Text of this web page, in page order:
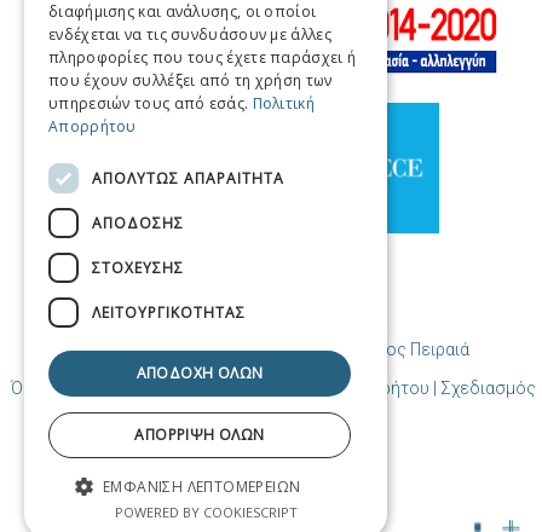
© Copyright Προορισμός Πειραιάς / Δήμος Πειραιά
Όροι χρήσης | Πολιτική Cookies | Πολιτική Απορρήτου | Σχεδιασμός
και δημιουργία από Cosmote
SPANISH
CHINESE (SIMPLIFIED)
CHINESE
διαφήμισης και ανάλυσης, οι οποίοι
ενδέχεται να τις συνδυάσουν με άλλες
πληροφορίες που τους έχετε παράσχει ή
που έχουν συλλέξει από τη χρήση των
υπηρεσιών τους από εσάς. Πολιτική
Απορρήτου
ΑΠΟΛΎΤΩΣ ΑΠΑΡΑΊΤΗΤΑ
ΑΠΌΔΟΣΗΣ
ΣΤΌΧΕΥΣΗΣ
ΛΕΙΤΟΥΡΓΙΚΌΤΗΤΑΣ
ΑΠΟΔΟΧΉ ΌΛΩΝ
ΑΠΌΡΡΙΨΗ ΌΛΩΝ
ΕΜΦΆΝΙΣΗ ΛΕΠΤΟΜΕΡΕΙΏΝ
POWERED BY COOKIESCRIPT